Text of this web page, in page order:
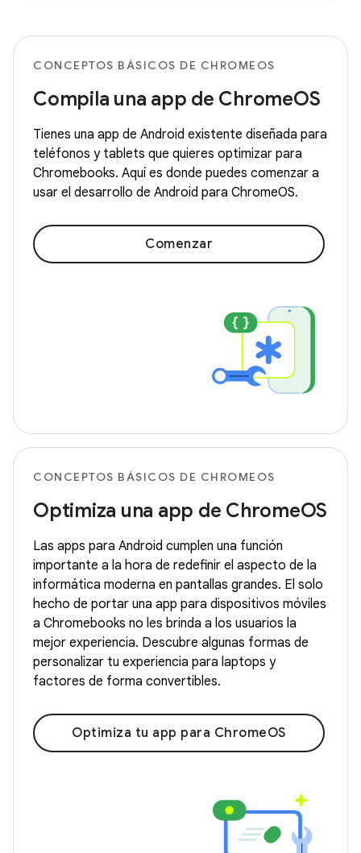
CONCEPTOS BÁSICOS DE CHROMEOS
Compila una app de ChromeOS
Tienes una app de Android existente diseñada para
teléfonos y tablets que quieres optimizar para
Chromebooks. Aquí es donde puedes comenzar a
usar el desarrollo de Android para ChromeOS.
Comenzar
CONCEPTOS BÁSICOS DE CHROMEOS
Optimiza una app de ChromeOS
Las apps para Android cumplen una función
importante a la hora de redefinir el aspecto de la
informática moderna en pantallas grandes. El solo
hecho de portar una app para dispositivos móviles
a Chromebooks no les brinda a los usuarios la
mejor experiencia. Descubre algunas formas de
personalizar tu experiencia para laptops y
factores de forma convertibles.
Optimiza tu app para ChromeOS